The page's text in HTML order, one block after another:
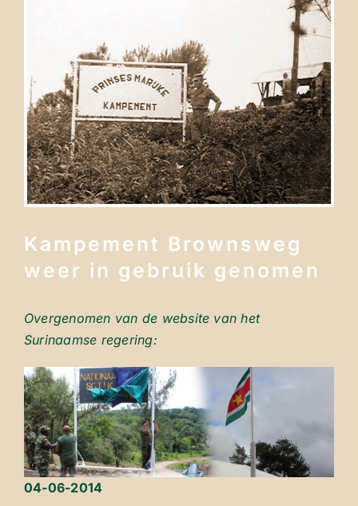
Kampement Brownsweg
weer in gebruik genomen
Overgenomen van de website van het
Surinaamse regering:
04-06-2014